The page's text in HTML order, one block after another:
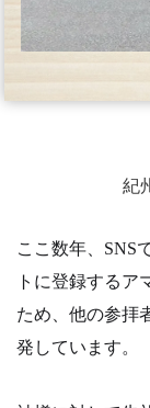
紀
ここ数年、SNS
トに登録するア
ため、他の参拝
発しています。